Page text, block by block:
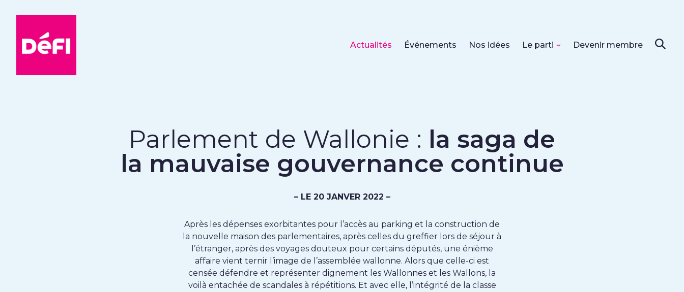
Actualités Événements Nos idées Le parti Devenir membre
Parlement de Wallonie : la saga de
la mauvaise gouvernance continue
– LE 20 JANVER 2022 –
Après les dépenses exorbitantes pour l’accès au parking et la construction de
la nouvelle maison des parlementaires, après celles du greffier lors de séjour à
l’étranger, après des voyages douteux pour certains députés, une énième
affaire vient ternir l’image de l’assemblée wallonne. Alors que celle-ci est
censée défendre et représenter dignement les Wallonnes et les Wallons, la
voilà entachée de scandales à répétitions. Et avec elle, l’intégrité de la classe